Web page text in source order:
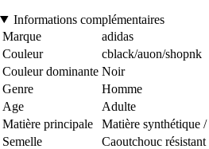
Informations complémentaires
Marque
adidas
Couleur
cblack/auon/shopnk
Couleur dominante Noir
Genre
Homme
Age
Adulte
Matière principale
Matière synthétique
Semelle
Caoutchouc résistant